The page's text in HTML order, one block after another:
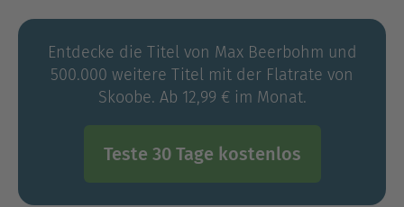
Entdecke die Titel von Max Beerbohm und
500.000 weitere Titel mit der Flatrate von
Skoobe. Ab 12,99 € im Monat.
Teste 30 Tage kostenlos